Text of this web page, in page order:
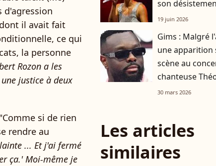
d'agression
il avait fait
ce qui
la personne
Rozon a les
justice à deux
si de rien
rendre au
... Et j'ai fermé
ça.' Moi-même je
son
19 juin 2026
Gims : Malgré
une apparition
scène au
chanteuse
30 mars 2026
Les articles
similaires